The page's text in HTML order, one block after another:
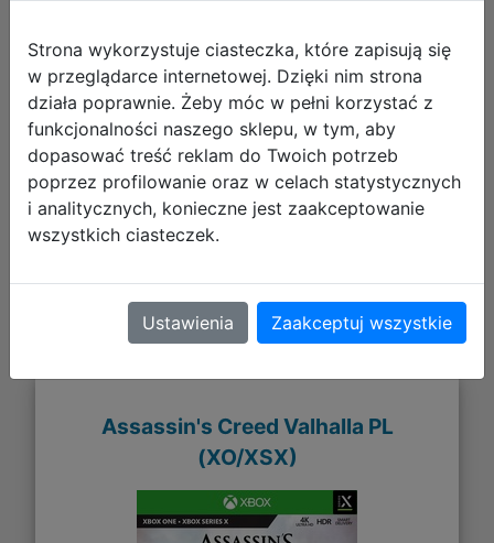
108,90 zł
DO KOSZYKA
Galeria zdjęć
Assassin's Creed Valhalla PL
(XO/XSX)
Strona wykorzystuje ciasteczka, które zapisują się
w przeglądarce internetowej. Dzięki nim strona
działa poprawnie. Żeby móc w pełni korzystać z
funkcjonalności naszego sklepu, w tym, aby
dopasować treść reklam do Twoich potrzeb
poprzez profilowanie oraz w celach statystycznych
i analitycznych, konieczne jest zaakceptowanie
wszystkich ciasteczek.
Ustawienia Zaakceptuj wszystkie